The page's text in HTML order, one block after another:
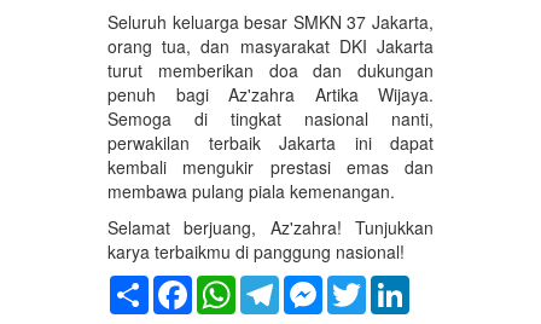
Seluruh keluarga besar SMKN 37 Jakarta,
orang tua, dan masyarakat DKI Jakarta
turut memberikan doa dan dukungan
penuh bagi Az'zahra Artika Wijaya.
Semoga di tingkat nasional nanti,
perwakilan terbaik Jakarta ini dapat
kembali mengukir prestasi emas dan
membawa pulang piala kemenangan.
Selamat berjuang, Az'zahra! Tunjukkan
karya terbaikmu di panggung nasional!
Share FacebookWhatsAppTelegramMessenger
Twitter